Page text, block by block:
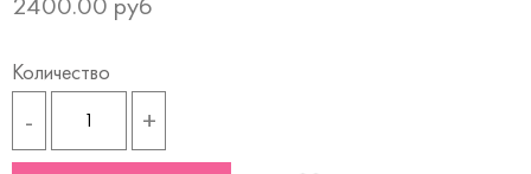
Количество
- +